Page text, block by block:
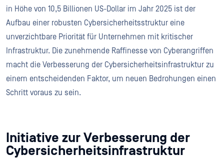
in Höhe von 10,5 Billionen US-Dollar im Jahr 2025 ist der
Aufbau einer robusten Cybersicherheitsstruktur eine
unverzichtbare Priorität für Unternehmen mit kritischer
Infrastruktur. Die zunehmende Raffinesse von Cyberangriffen
macht die Verbesserung der Cybersicherheitsinfrastruktur zu
einem entscheidenden Faktor, um neuen Bedrohungen einen
Schritt voraus zu sein.
Initiative zur Verbesserung der
Cybersicherheitsinfrastruktur